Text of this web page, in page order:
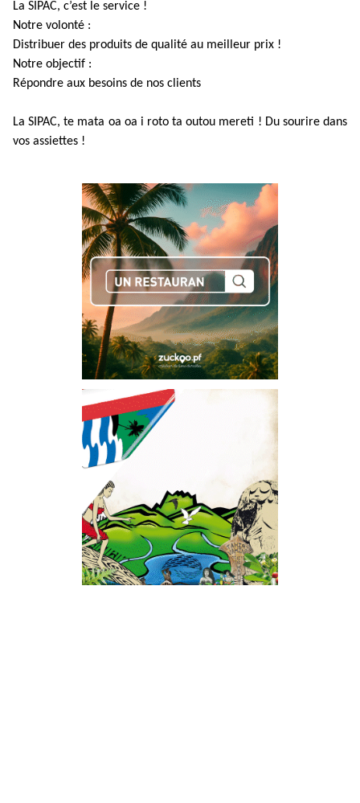
La SIPAC, c’est le service !
Notre volonté :
Distribuer des produits de qualité au meilleur prix !
Notre objectif :
Répondre aux besoins de nos clients
La SIPAC, te mata oa oa i roto ta outou mereti ! Du sourire dans
vos assiettes !